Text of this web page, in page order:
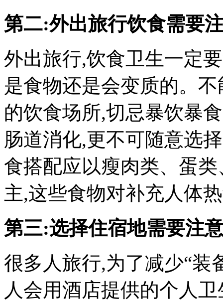
第二:外出旅行饮食需要
外出旅行,饮食卫生一定
是食物还是会变质的。
的饮食场所,切忌暴饮暴
肠道消化,更不可随意选
食搭配应以瘦肉类、蛋
主,这些食物对补充人体
第三:选择住宿地需要注
很多人旅行,为了减少“装
人会用酒店提供的个人